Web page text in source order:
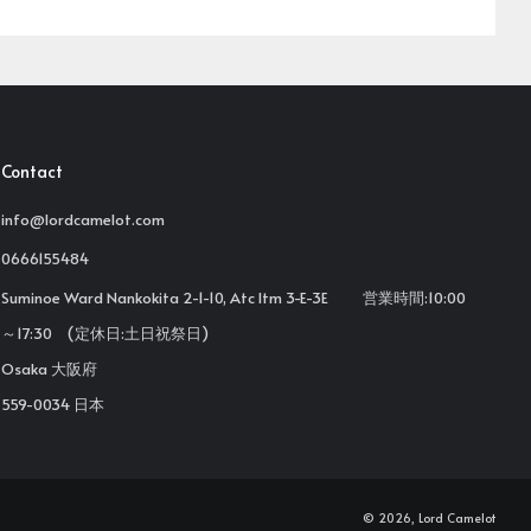
Contact
info@lordcamelot.com
0666155484
Suminoe Ward Nankokita 2-1-10, Atc Itm 3-E-3E 営業時間:10:00
～17:30 (定休日:土日祝祭日)
Osaka 大阪府
559-0034 日本
© 2026, Lord Camelot